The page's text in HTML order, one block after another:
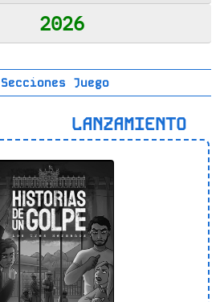
2026
Secciones Juego
LANZAMIENTO